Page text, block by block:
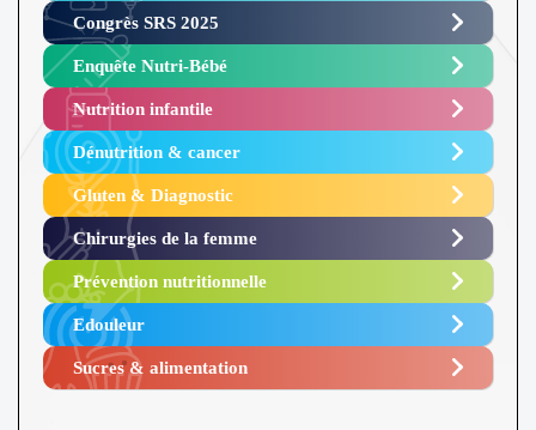
Congrès SRS 2025 ​
Enquête Nutri-Bébé ​
Nutrition infantile
Dénutrition & cancer
Gluten & Diagnostic
Chirurgies de la femme
Prévention nutritionnelle
Edouleur​
Sucres & alimentation​